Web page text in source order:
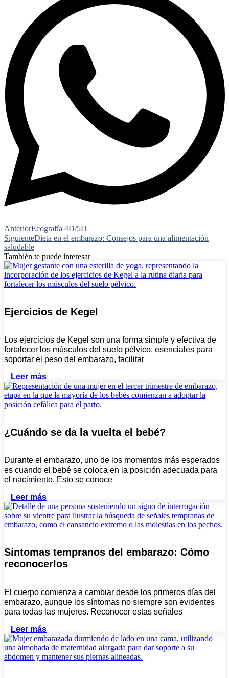
AnteriorEcografía 4D/5D
SiguienteDieta en el embarazo: Consejos para una alimentación
saludable
También te puede interesar
Ejercicios de Kegel
Los ejercicios de Kegel son una forma simple y efectiva de
fortalecer los músculos del suelo pélvico, esenciales para
soportar el peso del embarazo, facilitar
Leer más
¿Cuándo se da la vuelta el bebé?
Durante el embarazo, uno de los momentos más esperados
es cuando el bebé se coloca en la posición adecuada para
el nacimiento. Esto se conoce
Leer más
Síntomas tempranos del embarazo: Cómo
reconocerlos
El cuerpo comienza a cambiar desde los primeros días del
embarazo, aunque los síntomas no siempre son evidentes
para todas las mujeres. Reconocer estas señales
Leer más